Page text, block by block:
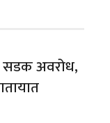
सडक अवरोध,